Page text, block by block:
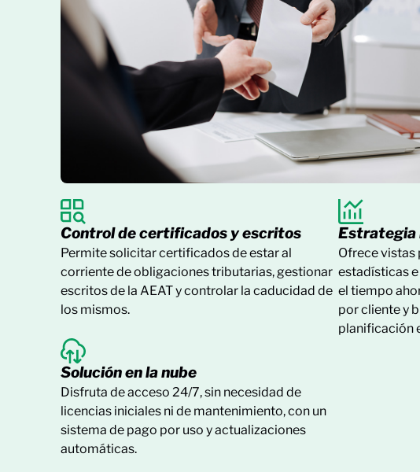
Control de certificados y escritos
Permite solicitar certificados de estar al
corriente de obligaciones tributarias, gestionar
escritos de la AEAT y controlar la caducidad de
los mismos.
Estrategia
Ofrece vistas
estadísticas
el tiempo
por cliente y
planificación
Solución en la nube
Disfruta de acceso 24/7, sin necesidad de
licencias iniciales ni de mantenimiento, con un
sistema de pago por uso y actualizaciones
automáticas.